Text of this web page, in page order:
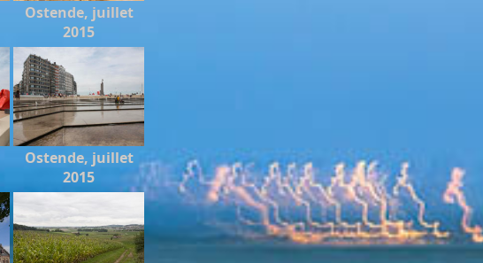
Ostende, juillet
2015
Ostende, juillet
2015